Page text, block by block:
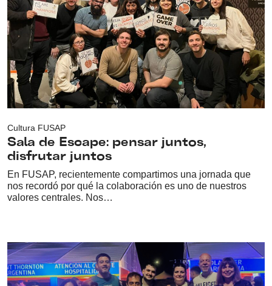
Cultura FUSAP
Sala de Escape: pensar juntos,
disfrutar juntos
En FUSAP, recientemente compartimos una jornada que
nos recordó por qué la colaboración es uno de nuestros
valores centrales. Nos…